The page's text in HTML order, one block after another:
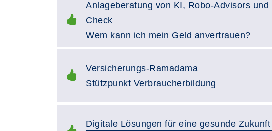
Anlageberatung von KI, Robo-Advisors und
Check
Wem kann ich mein Geld anvertrauen?
Versicherungs-Ramadama
Stützpunkt Verbraucherbildung
Digitale Lösungen für eine gesunde